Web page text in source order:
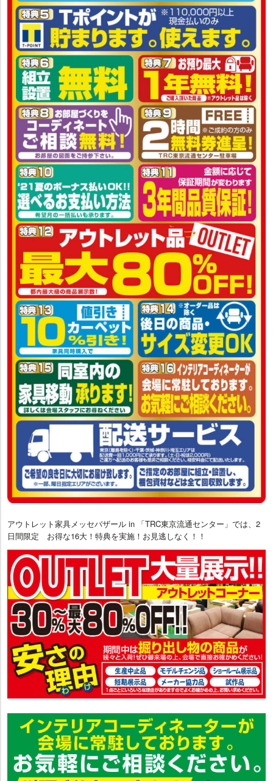
アウトレット家具メッセバザール in 「TRC東京流通センター」では、2
日間限定 お得な16大！特典を実施！お見逃しなく！！